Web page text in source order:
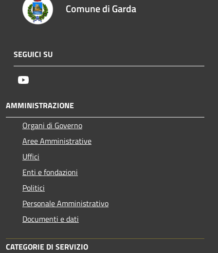
Comune di Garda
SEGUICI SU
AMMINISTRAZIONE
Organi di Governo
Aree Amministrative
Uffici
Enti e fondazioni
Politici
Personale Amministrativo
Documenti e dati
CATEGORIE DI SERVIZIO